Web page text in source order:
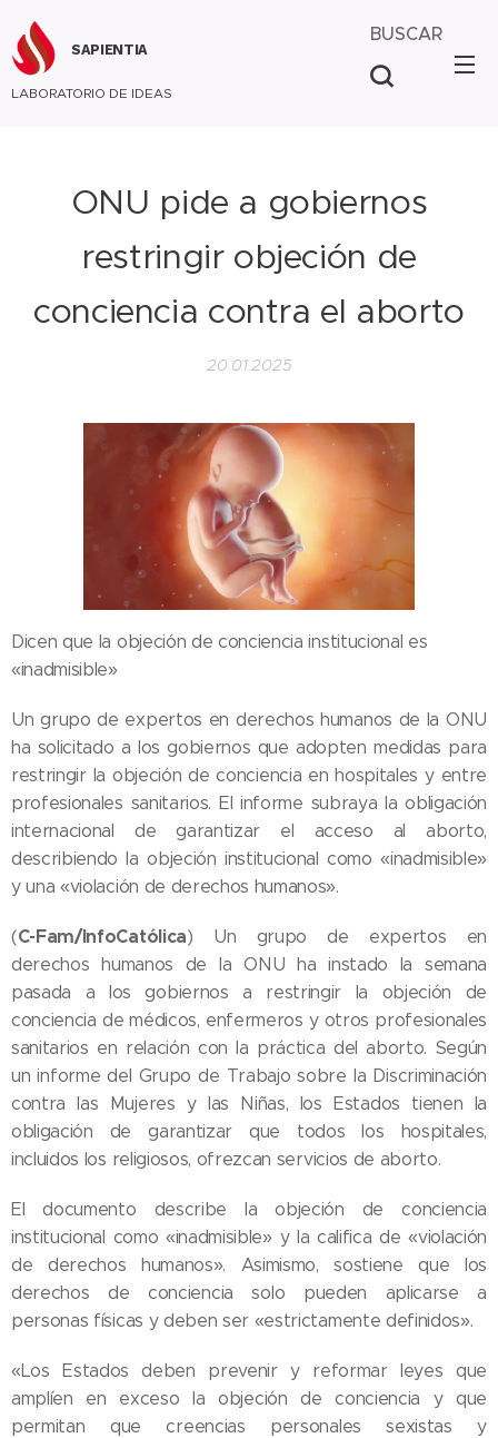
SAPIENTIA
LABORATORIO DE IDEAS
BUSCAR
ONU pide a gobiernos
restringir objeción de
conciencia contra el aborto
20.01.2025
Dicen que la objeción de conciencia institucional es
«inadmisible»
Un grupo de expertos en derechos humanos de la ONU
ha solicitado a los gobiernos que adopten medidas para
restringir la objeción de conciencia en hospitales y entre
profesionales sanitarios. El informe subraya la obligación
internacional de garantizar el acceso al aborto,
describiendo la objeción institucional como «inadmisible»
y una «violación de derechos humanos».
(C-Fam/InfoCatólica) Un grupo de expertos en
derechos humanos de la ONU ha instado la semana
pasada a los gobiernos a restringir la objeción de
conciencia de médicos, enfermeros y otros profesionales
sanitarios en relación con la práctica del aborto. Según
un informe del Grupo de Trabajo sobre la Discriminación
contra las Mujeres y las Niñas, los Estados tienen la
obligación de garantizar que todos los hospitales,
incluidos los religiosos, ofrezcan servicios de aborto.
El documento describe la objeción de conciencia
institucional como «inadmisible» y la califica de «violación
de derechos humanos». Asimismo, sostiene que los
derechos de conciencia solo pueden aplicarse a
personas físicas y deben ser «estrictamente definidos».
«Los Estados deben prevenir y reformar leyes que
amplíen en exceso la objeción de conciencia y que
permitan que creencias personales sexistas y